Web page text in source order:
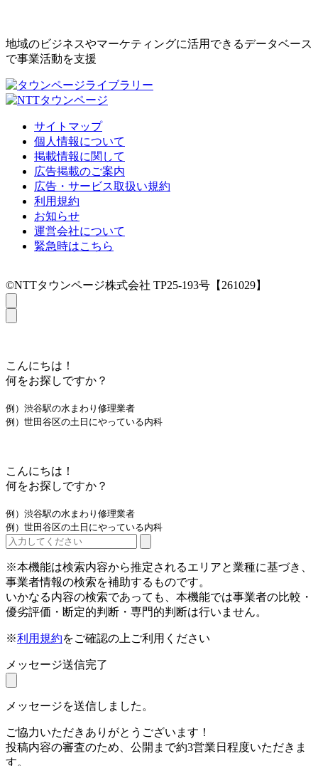
地域のビジネスやマーケティングに活用できるデータベース
で事業活動を支援
サイトマップ
個人情報について
掲載情報に関して
広告掲載のご案内
広告・サービス取扱い規約
利用規約
お知らせ
運営会社について
緊急時はこちら
©NTTタウンページ株式会社 TP25-193号【261029】
こんにちは！
何をお探しですか？
例）渋谷駅の水まわり修理業者
例）世田谷区の土日にやっている内科
こんにちは！
何をお探しですか？
例）渋谷駅の水まわり修理業者
例）世田谷区の土日にやっている内科
※本機能は検索内容から推定されるエリアと業種に基づき、
事業者情報の検索を補助するものです。
いかなる内容の検索であっても、本機能では事業者の比較・
優劣評価・断定的判断・専門的判断は行いません。
※利用規約をご確認の上ご利用ください
メッセージ送信完了
メッセージを送信しました。
ご協力いただきありがとうございます！
投稿内容の審査のため、公開まで約3営業日程度いただきま
す。